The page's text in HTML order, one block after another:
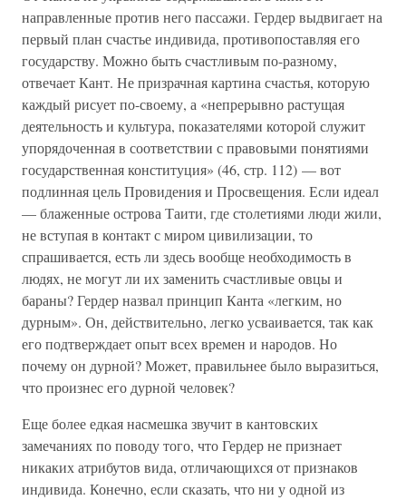
направленные против него пассажи. Гердер выдвигает на
первый план счастье индивида, противопоставляя его
государству. Можно быть счастливым по-разному,
отвечает Кант. Не призрачная картина счастья, которую
каждый рисует по-своему, а «непрерывно растущая
деятельность и культура, показателями которой служит
упорядоченная в соответствии с правовыми понятиями
государственная конституция» (46, стр. 112) — вот
подлинная цель Провидения и Просвещения. Если идеал
— блаженные острова Таити, где столетиями люди жили,
не вступая в контакт с миром цивилизации, то
спрашивается, есть ли здесь вообще необходимость в
людях, не могут ли их заменить счастливые овцы и
бараны? Гердер назвал принцип Канта «легким, но
дурным». Он, действительно, легко усваивается, так как
его подтверждает опыт всех времен и народов. Но
почему он дурной? Может, правильнее было выразиться,
что произнес его дурной человек?
Еще более едкая насмешка звучит в кантовских
замечаниях по поводу того, что Гердер не признает
никаких атрибутов вида, отличающихся от признаков
индивида. Конечно, если сказать, что ни у одной из